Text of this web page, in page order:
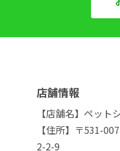
店舗情報
【店舗名】ペッ
【住所】〒531-
2-2-9